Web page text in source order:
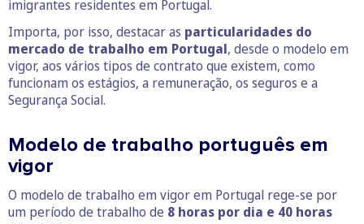
imigrantes residentes em Portugal.
Importa, por isso, destacar as particularidades do
mercado de trabalho em Portugal, desde o modelo em
vigor, aos vários tipos de contrato que existem, como
funcionam os estágios, a remuneração, os seguros e a
Segurança Social.
Modelo de trabalho português em
vigor
O modelo de trabalho em vigor em Portugal rege-se por
um período de trabalho de 8 horas por dia e 40 horas